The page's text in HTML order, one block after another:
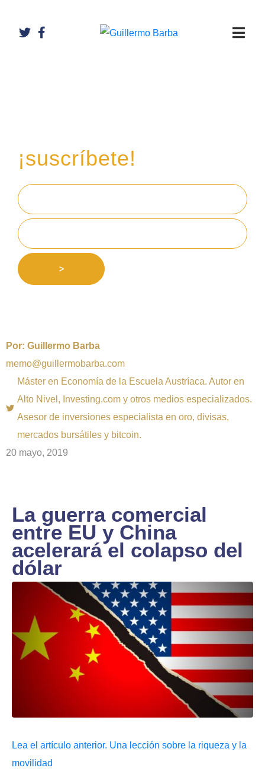
¡suscríbete!
>
Por: Guillermo Barba
memo@guillermobarba.com
Máster en Economía de la Escuela Austríaca. Autor en
Alto Nivel, Investing.com y otros medios especializados.
Asesor de inversiones especialista en oro, divisas,
mercados bursátiles y bitcoin.
20 mayo, 2019
La guerra comercial
entre EU y China
acelerará el colapso del
dólar
Lea el artículo anterior. Una lección sobre la riqueza y la
movilidad